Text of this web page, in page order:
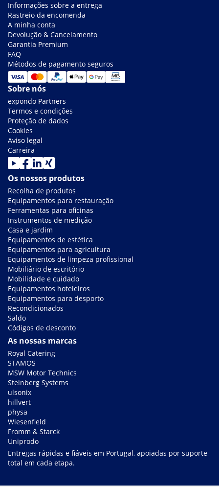
Informações sobre a entrega
Rastreio da encomenda
A minha conta
Devolução & Cancelamento
Garantia Premium
FAQ
Métodos de pagamento seguros
Sobre nós
expondo Partners
Termos e condições
Proteção de dados
Cookies
Aviso legal
Carreira
Os nossos produtos
Recolha de produtos
Equipamentos para restauração
Ferramentas para oficinas
Instrumentos de medição
Casa e jardim
Equipamentos de estética
Equipamentos para agricultura
Equipamentos de limpeza profissional
Mobiliário de escritório
Mobilidade e cuidado
Equipamentos hoteleiros
Equipamentos para desporto
Recondicionados
Saldo
Códigos de desconto
As nossas marcas
Royal Catering
STAMOS
MSW Motor Technics
Steinberg Systems
ulsonix
hillvert
physa
Wiesenfield
Fromm & Starck
Uniprodo
Entregas rápidas e fiáveis em Portugal, apoiadas por suporte
total em cada etapa.